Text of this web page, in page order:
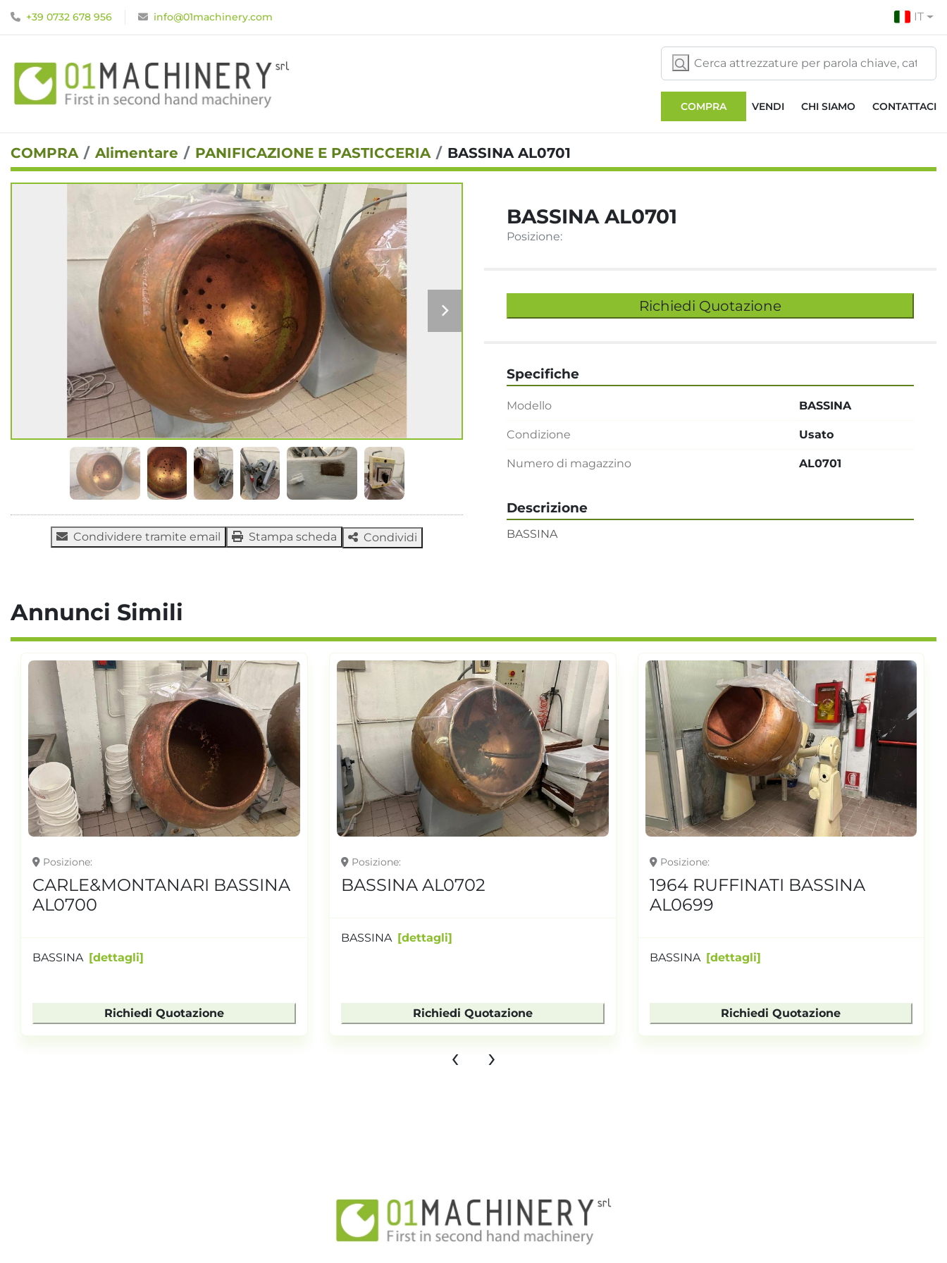
+39 0732 678 956 info@01machinery.com IT
COMPRA VENDI CHI SIAMO CONTATTACI
COMPRA Alimentare PANIFICAZIONE E PASTICCERIA BASSINA AL0701
Condividere tramite email Stampa scheda Condividi
BASSINA AL0701
Posizione:
Richiedi Quotazione
Descrizione
BASSINA
Specifiche
Modello BASSINA
Condizione Usato
Numero di magazzino AL0701
Annunci Simili
Posizione
CARLE&MONTANARI BASSINA
AL0700
BASSINA dettagli
Richiedi Quotazione
Posizione
BASSINA AL0702
BASSINA dettagli
Richiedi Quotazione
Posizione
1964 RUFFINATI BASSINA
AL0699
BASSINA dettagli
Richiedi Quotazione
‹ ›